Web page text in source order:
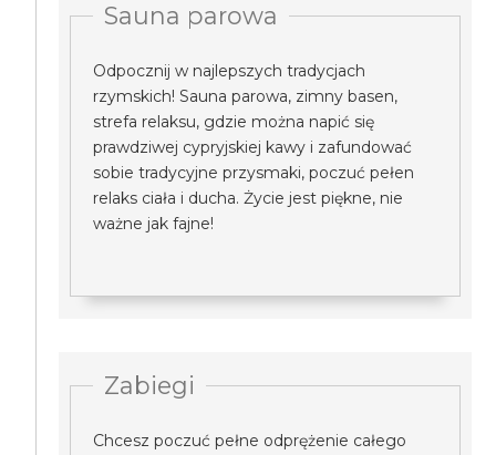
Sauna parowa
Odpocznij w najlepszych tradycjach
rzymskich! Sauna parowa, zimny basen,
strefa relaksu, gdzie można napić się
prawdziwej cypryjskiej kawy i zafundować
sobie tradycyjne przysmaki, poczuć pełen
relaks ciała i ducha. Życie jest piękne, nie
ważne jak fajne!
Zabiegi
Chcesz poczuć pełne odprężenie całego